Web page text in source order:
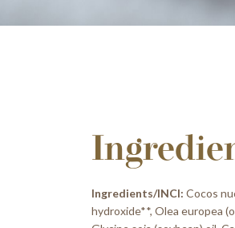
Ingredients/INCI: Cocos
hydroxide**, Olea europea